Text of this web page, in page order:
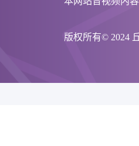
版权所有© 2024